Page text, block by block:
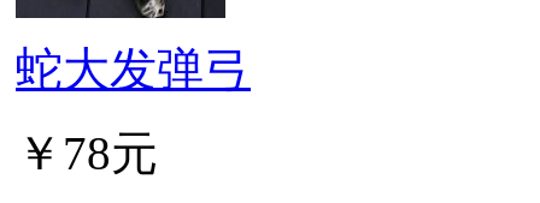
蛇大发弹弓
￥78元